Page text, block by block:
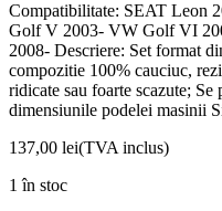
Compatibilitate: SEAT Leon
Golf V 2003- VW Golf VI
2008- Descriere: Set format
compozitie 100% cauciuc,
ridicate sau foarte scazute;
dimensiunile podelei masinii
137,00 lei(TVA inclus)
1 în stoc